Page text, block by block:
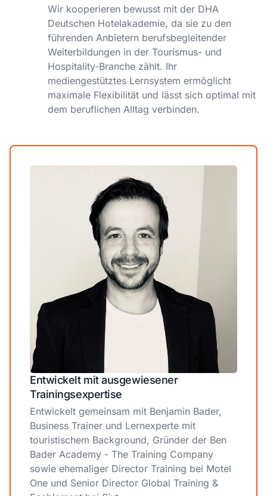
Wir kooperieren bewusst mit der DHA
Deutschen Hotelakademie, da sie zu den
führenden Anbietern berufsbegleitender
Weiterbildungen in der Tourismus- und
Hospitality-Branche zählt. Ihr
mediengestütztes Lernsystem ermöglicht
maximale Flexibilität und lässt sich optimal mit
dem beruflichen Alltag verbinden.
Entwickelt mit ausgewiesener
Trainingsexpertise
Entwickelt gemeinsam mit Benjamin Bader,
Business Trainer und Lernexperte mit
touristischem Background, Gründer der Ben
Bader Academy - The Training Company
sowie ehemaliger Director Training bei Motel
One und Senior Director Global Training &